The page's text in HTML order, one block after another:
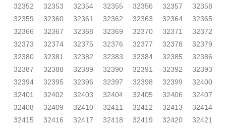
32352
32353 32354 32355 32356 32357
32358
32359
32360 32361 32362 32363 32364
32365
32366
32367 32368 32369 32370 32371
32372
32373
32374 32375 32376 32377 32378
32379
32380
32381 32382 32383 32384 32385
32386
32387
32388 32389 32390 32391 32392
32393
32394
32395 32396 32397 32398 32399
32400
32401
32402 32403 32404 32405 32406
32407
32408
32409 32410 32411 32412 32413
32414
32415
32416 32417 32418 32419 32420
32421